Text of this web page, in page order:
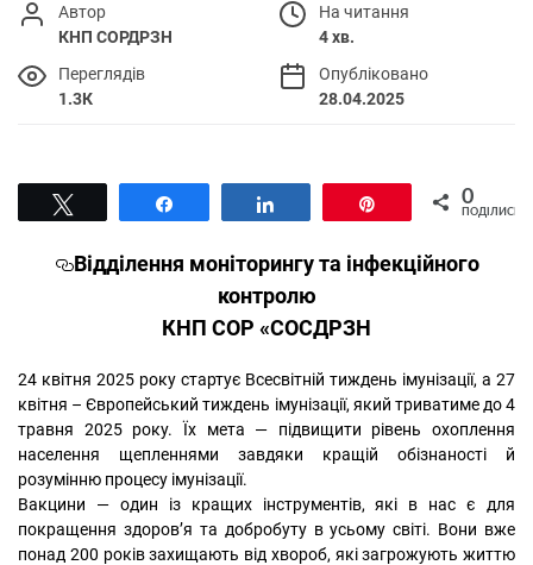
Автор
КНП СОРДРЗН
На читання
4 хв.
Переглядів
1.3К
Опубліковано
28.04.2025
Поділитися Поділитися 0
ПОДІЛИСЬ
Відділення моніторингу та інфекційного
контролю
КНП СОР «СОСДРЗН
24 квітня 2025 року стартує Всесвітній тиждень імунізації, а 27
квітня – Європейський тиждень імунізації, який триватиме до 4
травня 2025 року. Їх мета — підвищити рівень охоплення
населення щепленнями завдяки кращій обізнаності й
розумінню процесу імунізації.
Вакцини — один із кращих інструментів, які в нас є для
покращення здоров’я та добробуту в усьому світі. Вони вже
понад 200 років захищають від хвороб, які загрожують життю